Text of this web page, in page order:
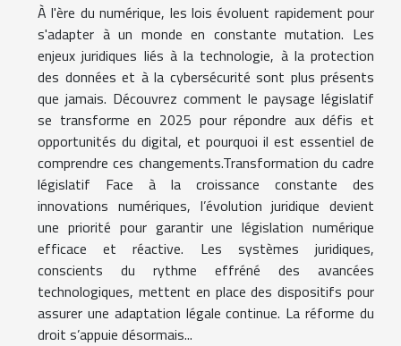
À l'ère du numérique, les lois évoluent rapidement pour
s'adapter à un monde en constante mutation. Les
enjeux juridiques liés à la technologie, à la protection
des données et à la cybersécurité sont plus présents
que jamais. Découvrez comment le paysage législatif
se transforme en 2025 pour répondre aux défis et
opportunités du digital, et pourquoi il est essentiel de
comprendre ces changements.Transformation du cadre
législatif Face à la croissance constante des
innovations numériques, l’évolution juridique devient
une priorité pour garantir une législation numérique
efficace et réactive. Les systèmes juridiques,
conscients du rythme effréné des avancées
technologiques, mettent en place des dispositifs pour
assurer une adaptation légale continue. La réforme du
droit s’appuie désormais...